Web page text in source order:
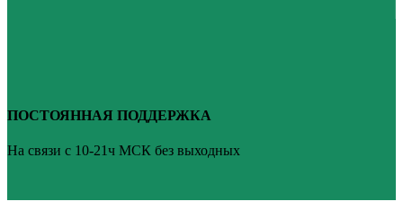
ПОСТОЯННАЯ ПОДДЕРЖКА
На связи с 10-21ч МСК без выходных